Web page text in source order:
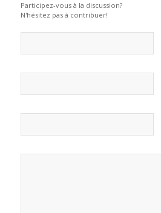
Participez-vous à la discussion?
N'hésitez pas à contribuer!